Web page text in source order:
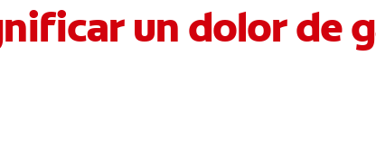
PE (ES) SUSCRÍBETE
un dolor de